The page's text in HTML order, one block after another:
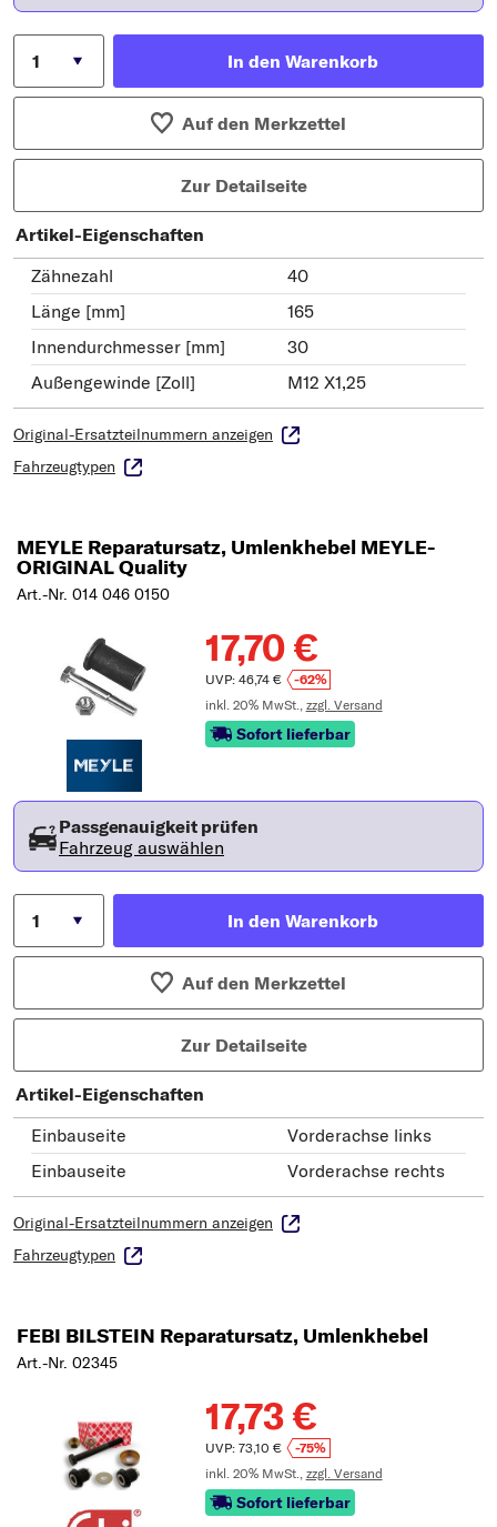
In den Warenkorb
Auf den Merkzettel
Zur Detailseite
Artikel-Eigenschaften
Zähnezahl
40
Länge [mm]
165
Innendurchmesser [mm]
30
Außengewinde [Zoll]
M12 X1,25
Original-Ersatzteilnummern anzeigen
Fahrzeugtypen
MEYLE Reparatursatz, Umlenkhebel MEYLE-
ORIGINAL Quality
Art.-Nr. 014 046 0150
17,70 €
UVP: 46,74 €
-62%
inkl. 20% MwSt., zzgl. Versand
Sofort lieferbar
Passgenauigkeit prüfen
Fahrzeug auswählen
In den Warenkorb
Auf den Merkzettel
Zur Detailseite
Artikel-Eigenschaften
Einbauseite
Vorderachse links
Einbauseite
Vorderachse rechts
Original-Ersatzteilnummern anzeigen
Fahrzeugtypen
FEBI BILSTEIN Reparatursatz, Umlenkhebel
Art.-Nr. 02345
17,73 €
UVP: 73,10 €
-75%
inkl. 20% MwSt., zzgl. Versand
Sofort lieferbar